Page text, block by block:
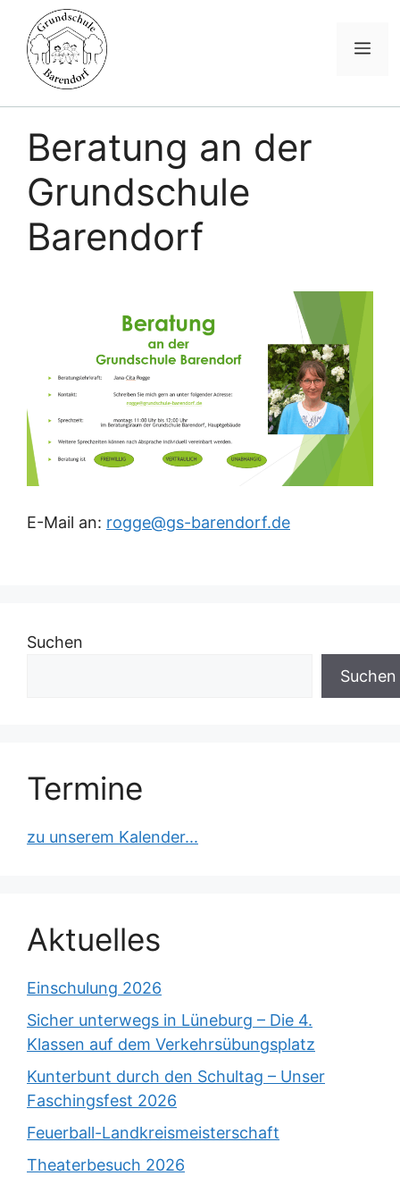
springen
Beratung an der
Grundschule
Barendorf
E-Mail an: rogge@gs-barendorf.de
Suchen
Suchen
Termine
zu unserem Kalender...
Aktuelles
Einschulung 2026
Sicher unterwegs in Lüneburg – Die 4.
Klassen auf dem Verkehrsübungsplatz
Kunterbunt durch den Schultag – Unser
Faschingsfest 2026
Feuerball-Landkreismeisterschaft
Theaterbesuch 2026